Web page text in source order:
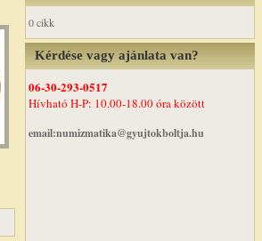
0 cikk
Kérdése vagy ajánlata van?
06-30-293-0517
Hívható H-P: 10.00-18.00 óra között
email:numizmatika@gyujtokboltja.hu